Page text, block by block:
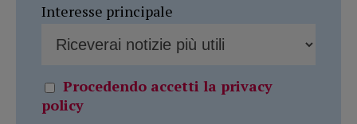
Interesse principale
Procedendo accetti la privacy
policy